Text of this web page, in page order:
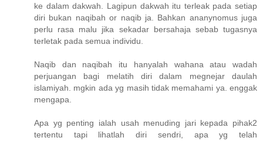
ke dalam dakwah. Lagipun dakwah itu terleak pada setiap
diri bukan naqibah or naqib ja. Bahkan ananynomus juga
perlu rasa malu jika sekadar bersahaja sebab tugasnya
terletak pada semua individu.
Naqib dan naqibah itu hanyalah wahana atau wadah
perjuangan bagi melatih diri dalam megnejar daulah
islamiyah. mgkin ada yg masih tidak memahami ya. enggak
mengapa.
Apa yg penting ialah usah menuding jari kepada pihak2
tertentu tapi lihatlah diri sendri, apa yg telah